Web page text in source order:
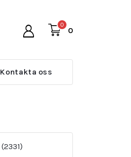
0
0
Kontakta oss
2331
produkter